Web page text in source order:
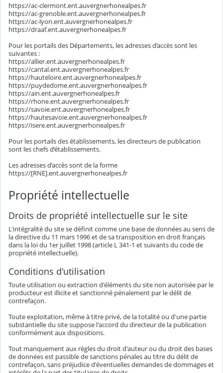
https://ac-clermont.ent.auvergnerhonealpes.fr
https://ac-grenoble.ent.auvergnerhonealpes.fr
https://ac-lyon.ent.auvergnerhonealpes.fr
https://draaf.ent.auvergnerhonealpes.fr
Pour les portails des Départements, les adresses d’accès sont les
suivantes :
https://allier.ent.auvergnerhonealpes.fr
https://cantal.ent.auvergnerhonealpes.fr
https://hauteloire.ent.auvergnerhonealpes.fr
https://puydedome.ent.auvergnerhonealpes.fr
https://ain.ent.auvergnerhonealpes.fr
https://rhone.ent.auvergnerhonealpes.fr
https://savoie.ent.auvergnerhonealpes.fr
https://hautesavoie.ent.auvergnerhonealpes.fr
https://isere.ent.auvergnerhonealpes.fr
Pour les portails des établissements, les directeurs de publication
sont les chefs d’établissements.
Les adresses d’accès sont de la forme
https://[RNE].ent.auvergnerhonealpes.fr
Propriété intellectuelle
Droits de propriété intellectuelle sur le site
L'intégralité du site se définit comme une base de données au sens de
la directive du 11 mars 1996 et de sa transposition en droit français
dans la loi du 1er juillet 1998 (article L 341-1 et suivants du code de
propriété intellectuelle).
Conditions d'utilisation
Toute utilisation ou extraction d'éléments du site non autorisée par le
producteur est illicite et sanctionné pénalement par le délit de
contrefaçon.
Toute exploitation, même à titre privé, de la totalité ou d'une partie
substantielle du site suppose l'accord du directeur de la publication
conformément aux dispositions.
Tout manquement aux règles du droit d'auteur ou du droit des bases
de données est passible de sanctions pénales au titre du délit de
contrefaçon, sans préjudice d'éventuelles demandes de dommages et